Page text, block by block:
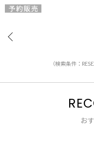
（検索条件：
お